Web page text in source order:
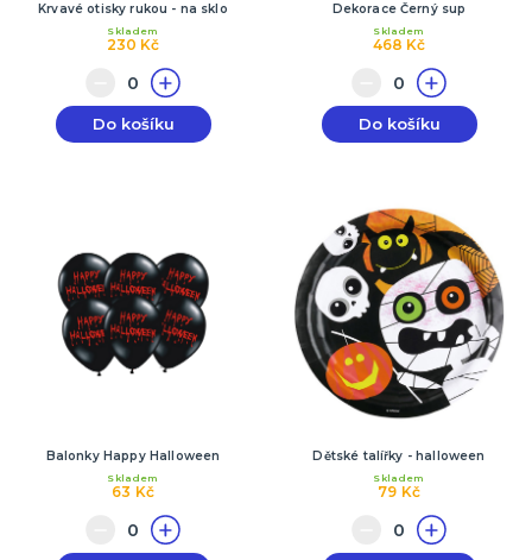
Krvavé otisky rukou - na sklo
230 Kč
Skladem
Do košíku
Dekorace Černý sup
468 Kč
Skladem
Do košíku
Balonky Happy Halloween
63 Kč
Skladem
Dětské talířky - halloween
79 Kč
Skladem